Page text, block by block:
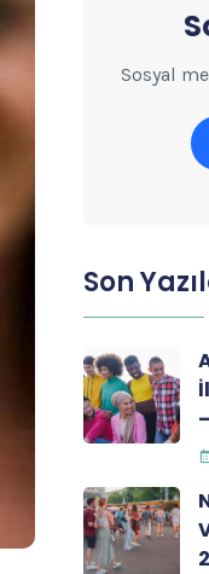
Sosyal
Son